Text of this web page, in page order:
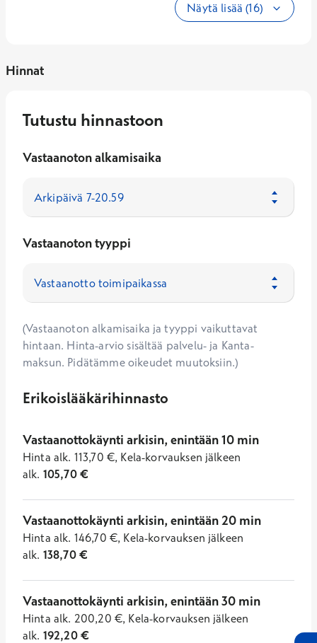
Näytä lisää (16)
Hinnat
Tutustu hinnastoon
Vastaanoton alkamisaika
Vastaanoton tyyppi
(Vastaanoton alkamisaika ja tyyppi vaikuttavat
hintaan. Hinta-arvio sisältää palvelu- ja Kanta-
maksun. Pidätämme oikeudet muutoksiin.)
Erikoislääkärihinnasto
Vastaanottokäynti arkisin, enintään 10 min
Hinta alk. 113,70 €, Kela-korvauksen jälkeen
alk. 105,70€
Vastaanottokäynti arkisin, enintään 20 min
Hinta alk. 146,70 €, Kela-korvauksen jälkeen
alk. 138,70€
Vastaanottokäynti arkisin, enintään 30 min
Hinta alk. 200,20 €, Kela-korvauksen jälkeen
alk. 192,20€